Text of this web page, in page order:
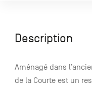
Description
Aménagé dans
de la Courte est un